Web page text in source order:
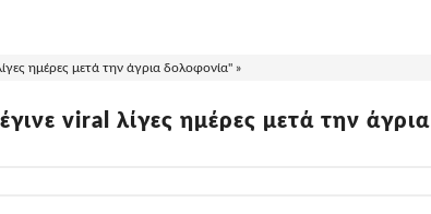
ημέρες μετά την άγρια δολοφονία" »
viral λίγες ημέρες μετά την άγρια